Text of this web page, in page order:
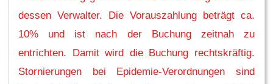
dessen Verwalter. Die Vorauszahlung beträgt ca.
10% und ist nach der Buchung zeitnah zu
entrichten. Damit wird die Buchung rechtskräftig.
Stornierungen bei Epidemie-Verordnungen sind